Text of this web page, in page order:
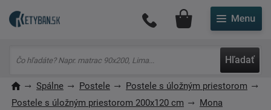
Hľadať
Môj účet
Spálne Postele
Postele s úložným priestorom
Postele s úložným priestorom 200x120 cm
Mona